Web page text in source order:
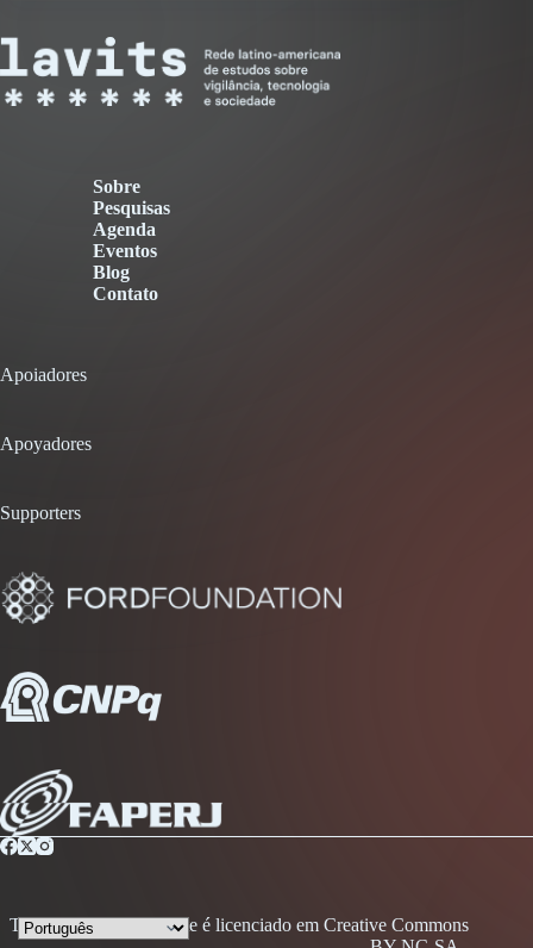
Sobre
Pesquisas
Agenda
Eventos
Blog
Contato
Apoiadores
Apoyadores
Supporters
Todo conteúdo desse site é licenciado em Creative Commons